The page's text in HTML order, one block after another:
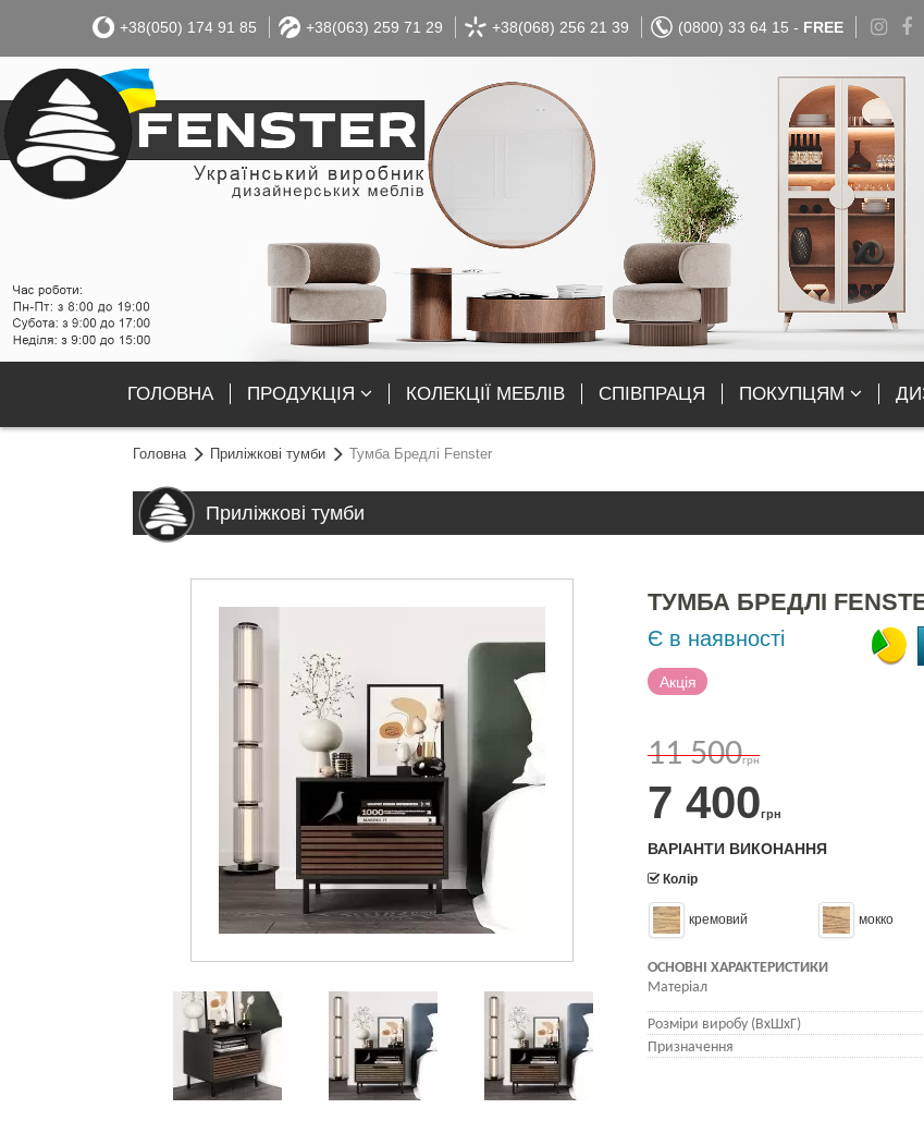
+38(050) 174 91 85 +38(063) 259 71 29 +38(068) 256 21 39 (0800) 33 64 15 - FREE
ГОЛОВНА ПРОДУКЦІЯ КОЛЕКЦІЇ МЕБЛІВ СПІВПРАЦЯ ПОКУПЦЯМ
Головна Приліжкові тумби Тумба Бредлі Fenster
Приліжкові тумби
ТУМБА БРЕДЛІ
Є в наявності
Акція
11 500грн
7 400грн
ВАРІАНТИ ВИКОНАННЯ
Колір
кремовий мокко
ОСНОВНІ ХАРАКТЕРИСТИКИ
Матеріал
Розміри виробу (ВхШхГ)
Призначення